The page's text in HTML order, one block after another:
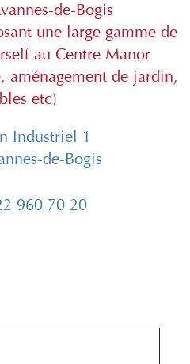
de-Bogis
une large gamme de
au Centre Manor
aménagement de jardin,
etc)
Industriel 1
de-Bogis
960 70 20